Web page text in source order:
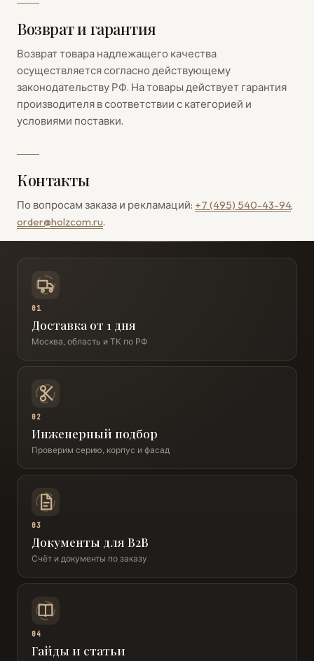
Возврат и гарантия
Возврат товара надлежащего качества
осуществляется согласно действующему
законодательству РФ. На товары действует гарантия
производителя в соответствии с категорией и
условиями поставки.
Контакты
По вопросам заказа и рекламаций: +7 (495) 540-43-94,
order@holzcom.ru.
01
Доставка от 1 дня
Москва, область и ТК по РФ
02
Инженерный подбор
Проверим серию, корпус и фасад
03
Документы для B2B
Счёт и документы по заказу
04
Гайды и статьи